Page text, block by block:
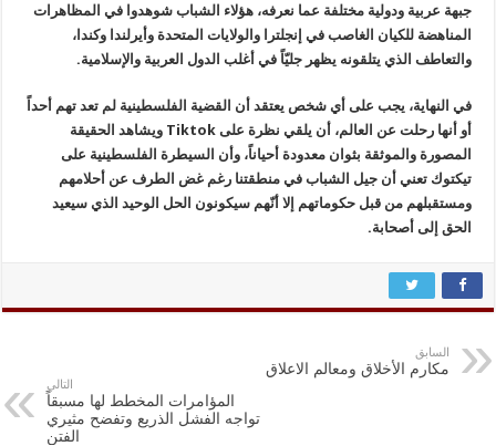
جبهة عربية ودولية مختلفة عما نعرفه، هؤلاء الشباب شوهدوا في المظاهرات
المناهضة للكيان الغاصب في إنجلترا والولايات المتحدة وأيرلندا وكندا،
والتعاطف الذي يتلقونه يظهر جليّاً في أغلب الدول العربية والإسلامية.
في النهاية، يجب على أي شخص يعتقد أن القضية الفلسطينية لم تعد تهم أحداً
أو أنها رحلت عن العالم، أن يلقي نظرة على Tiktokويشاهد الحقيقة
المصورة والموثقة بثوان معدودة أحياناً، وأن السيطرة الفلسطينية على
تيكتوك تعني أن جيل الشباب في منطقتنا رغم غض الطرف عن أحلامهم
ومستقبلهم من قبل حكوماتهم إلا أنّهم سيكونون الحل الوحيد الذي سيعيد
الحق إلى أصحابة.
السابق
مكارم الأخلاق ومعالم الاعلاق
التالي
المؤامرات المخطط لها مسبقاً
تواجه الفشل الذريع وتفضح مثيري
الفتن